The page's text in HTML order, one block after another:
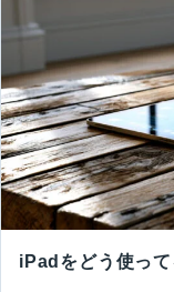
iPadをどう使っ